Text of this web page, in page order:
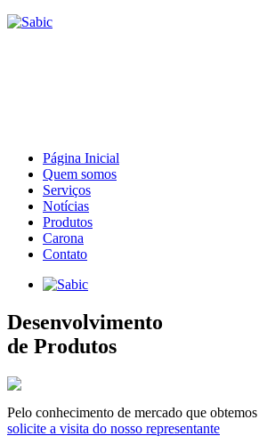
Página Inicial
Quem somos
Serviços
Notícias
Produtos
Carona
Contato
Desenvolvimento
de Produtos
Pelo conhecimento de mercado que
solicite a visita do nosso representante